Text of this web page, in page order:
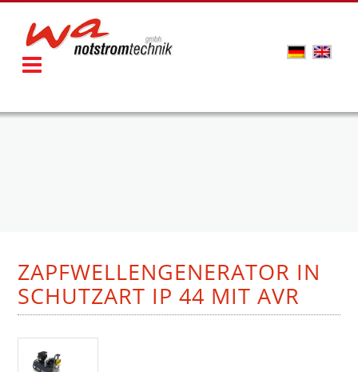
ZAPFWELLENGENERATOR IN
SCHUTZART IP 44 MIT AVR